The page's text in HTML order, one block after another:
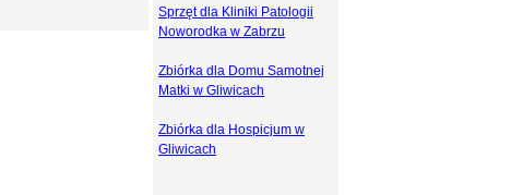
Sprzęt dla Kliniki Patologii
Noworodka w Zabrzu
Zbiórka dla Domu Samotnej
Matki w Gliwicach
Zbiórka dla Hospicjum w
Gliwicach